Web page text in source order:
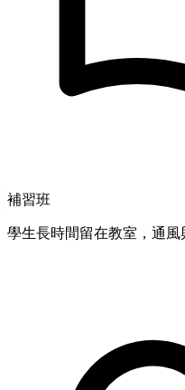
補習班
學生長時間留在教室，通